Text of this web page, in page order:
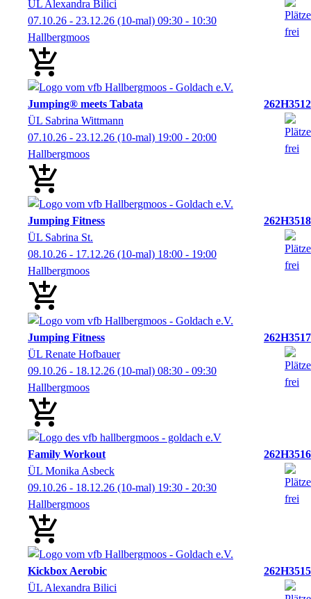
ÜL Alexandra Bilici
07.10.26 - 23.12.26 (10-mal) 09:30 - 10:30
Hallbergmoos
Jumping® meets Tabata
262H3512
ÜL Sabrina Wittmann
07.10.26 - 23.12.26 (10-mal) 19:00 - 20:00
Hallbergmoos
Jumping Fitness
262H3518
ÜL Sabrina St.
08.10.26 - 17.12.26 (10-mal) 18:00 - 19:00
Hallbergmoos
Jumping Fitness
262H3517
ÜL Renate Hofbauer
09.10.26 - 18.12.26 (10-mal) 08:30 - 09:30
Hallbergmoos
Family Workout
262H3516
ÜL Monika Asbeck
09.10.26 - 18.12.26 (10-mal) 19:30 - 20:30
Hallbergmoos
Kickbox Aerobic
262H3515
ÜL Alexandra Bilici